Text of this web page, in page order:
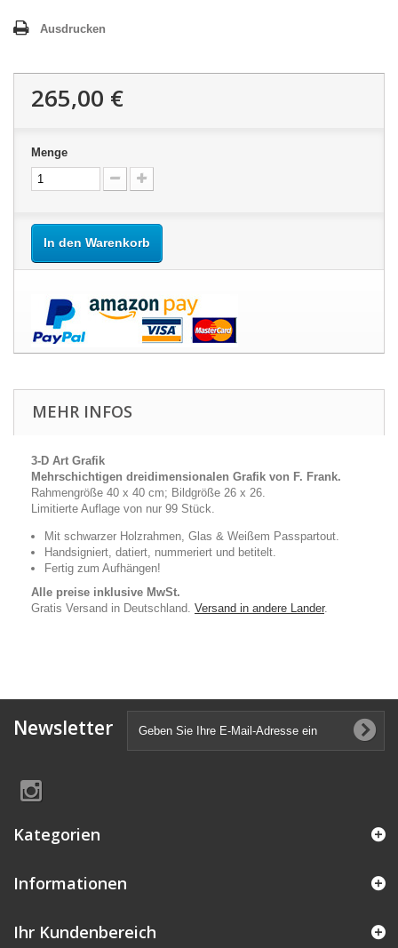
Ausdrucken
265,00 €
Menge
In den Warenkorb
MEHR INFOS
3-D Art Grafik
Mehrschichtigen dreidimensionalen Grafik von F. Frank.
Rahmengröße 40 x 40 cm; Bildgröße 26 x 26.
Limitierte Auflage von nur 99 Stück.
Mit schwarzer Holzrahmen, Glas & Weißem Passpartout.
Handsigniert, datiert, nummeriert und betitelt.
Fertig zum Aufhängen!
Alle preise inklusive MwSt.
Gratis Versand in Deutschland. Versand in andere Lander.
Newsletter
Kategorien
Informationen
Ihr Kundenbereich